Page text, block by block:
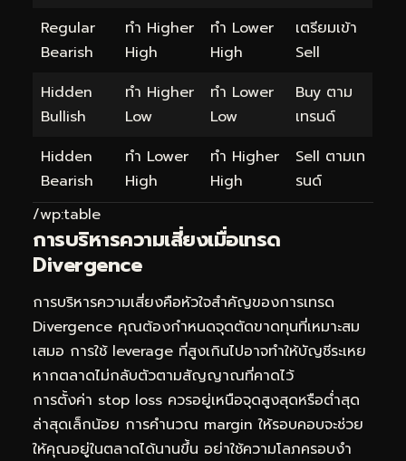
Regular
Bearish
ทำ Higher
High
ทำ Lower
High
เตรียมเข้า
Sell
Hidden
Bullish
ทำ Higher
Low
ทำ Lower
Low
Buy ตาม
เทรนด์
Hidden
Bearish
ทำ Lower
High
ทำ Higher
High
Sell ตามเท
รนด์
/wp:table
การบริหารความเสี่ยงเมื่อเทรด
Divergence
การบริหารความเสี่ยงคือหัวใจสำคัญของการเทรด
Divergence คุณต้องกำหนดจุดตัดขาดทุนที่เหมาะสม
เสมอ การใช้ leverage ที่สูงเกินไปอาจทำให้บัญชีระเหย
หากตลาดไม่กลับตัวตามสัญญาณที่คาดไว้
การตั้งค่า stop loss ควรอยู่เหนือจุดสูงสุดหรือต่ำสุด
ล่าสุดเล็กน้อย การคำนวณ margin ให้รอบคอบจะช่วย
ให้คุณอยู่ในตลาดได้นานขึ้น อย่าใช้ความโลภครอบงำ